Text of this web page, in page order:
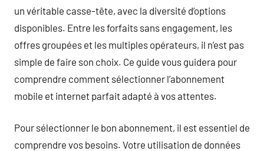
un véritable casse-tête, avec la diversité d’options
disponibles. Entre les forfaits sans engagement, les
offres groupées et les multiples opérateurs, il n’est pas
simple de faire son choix. Ce guide vous guidera pour
comprendre comment sélectionner l’abonnement
mobile et internet parfait adapté à vos attentes.
Pour sélectionner le bon abonnement, il est essentiel de
comprendre vos besoins. Votre utilisation de données